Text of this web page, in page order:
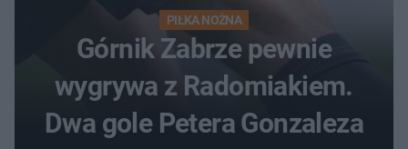
PIŁKA NOŻNA
Górnik Zabrze pewnie
wygrywa z Radomiakiem.
Dwa gole Petera Gonzaleza